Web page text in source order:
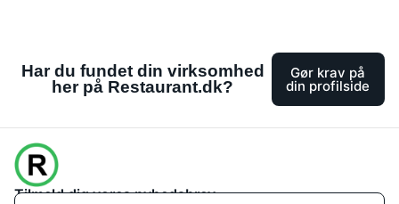
Har du fundet din virksomhed
her på Restaurant.dk?
Gør krav på
din profilside
Tilmeld dig vores nyhedsbrev